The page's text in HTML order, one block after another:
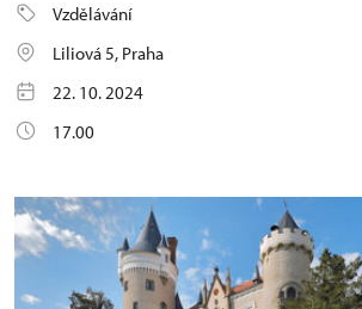
Vzdělávání
Liliová 5, Praha
22. 10. 2024
17.00